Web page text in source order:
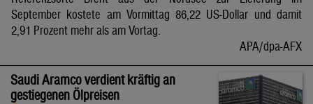
September kostete am Vormittag 86,22 US-Dollar und damit
2,91 Prozent mehr als am Vortag.
APA/dpa-AFX
Saudi Aramco verdient kräftig an
gestiegenen Ölpreisen